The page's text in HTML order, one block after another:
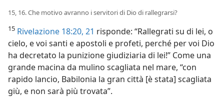
15, 16. Che motivo avranno i servitori di Dio di rallegrarsi?
15 Rivelazione 18:20, 21 risponde: “Rallegrati su di lei, o
cielo, e voi santi e apostoli e profeti, perché per voi Dio
ha decretato la punizione giudiziaria di lei!” Come una
grande macina da mulino scagliata nel mare, “con
rapido lancio, Babilonia la gran città [è stata] scagliata
giù, e non sarà più trovata”.